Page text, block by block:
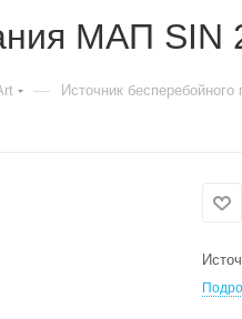
МАП SIN
— Источник